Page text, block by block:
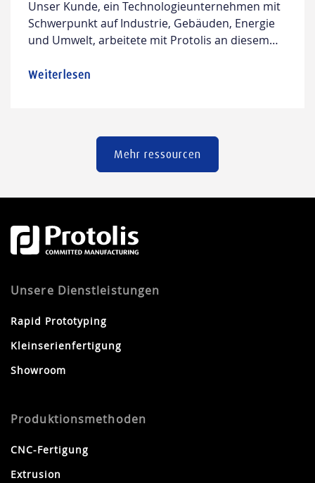
Unser Kunde, ein Technologieunternehmen mit
Schwerpunkt auf Industrie, Gebäuden, Energie
und Umwelt, arbeitete mit Protolis an diesem
Port-Reader – Multiprotokoll) Metallgehäusen
Formgebung von Aluminiumkomponenten und
die Anodisierung für eine schwarze Oberfläche
auf Profilen. […]
Weiterlesen
Mehr ressourcen
Unsere Dienstleistungen
Rapid Prototyping
Kleinserienfertigung
Showroom
Produktionsmethoden
CNC-Fertigung
Extrusion